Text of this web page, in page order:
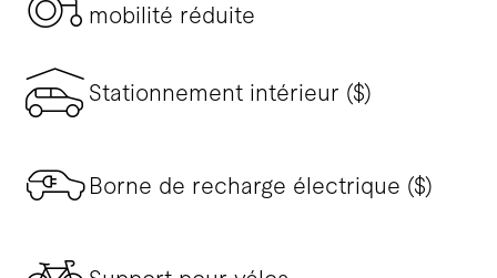
mobilité réduite
Stationnement intérieur ($)
Borne de recharge électrique ($)